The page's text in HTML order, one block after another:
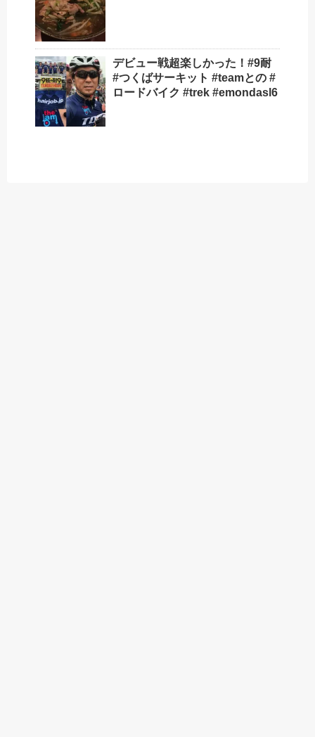
デビュー戦超楽しかった！#9耐
#つくばサーキット #teamとの #
ロードバイク #trek #emondasl6